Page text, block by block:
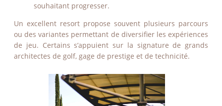
souhaitant progresser.
Un excellent resort propose souvent plusieurs parcours
ou des variantes permettant de diversifier les expériences
de jeu. Certains s’appuient sur la signature de grands
architectes de golf, gage de prestige et de technicité.